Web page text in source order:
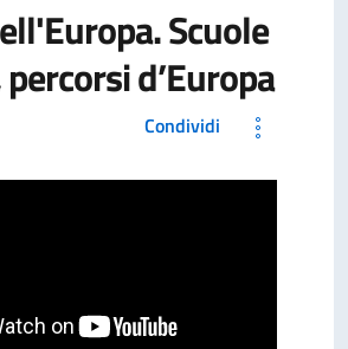
Scuole
d’Europa
Condividi